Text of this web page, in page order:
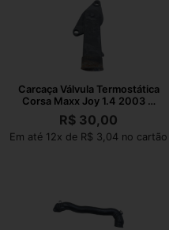
Carcaça Válvula Termostática
Corsa Maxx Joy 1.4 2003 A
2010
R$ 30,00
Em até 12x de R$ 3,04 no cartão